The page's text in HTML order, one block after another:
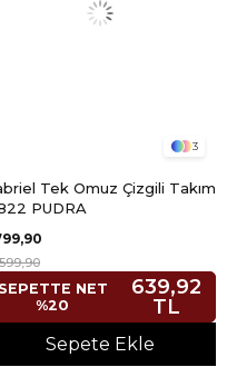
3
Tek Omuz Çizgili Takım
PUDRA
SEPETTE NET
%20
639,92
TL
Sepete Ekle